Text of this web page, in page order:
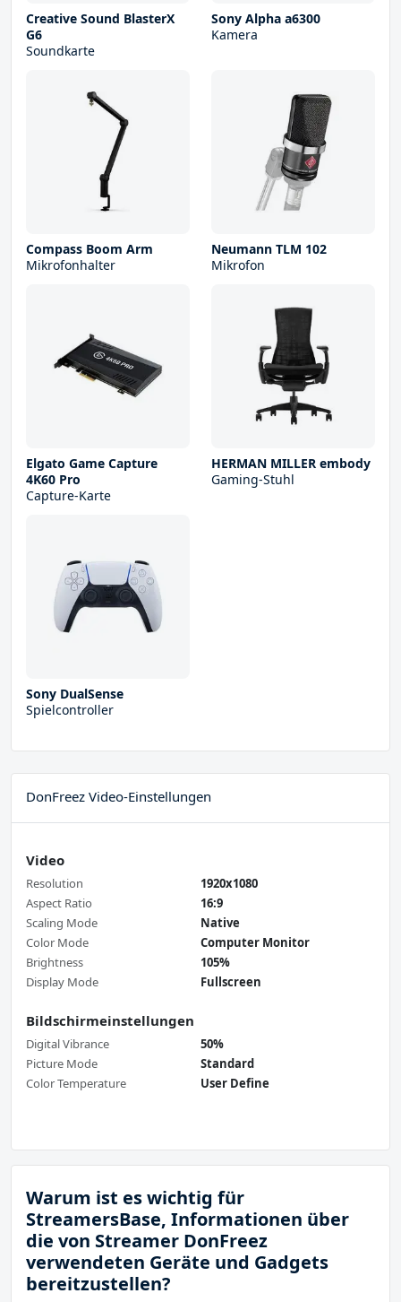
Creative Sound BlasterX
G6
Soundkarte
Sony Alpha a6300
Kamera
Compass Boom Arm
Mikrofonhalter
Neumann TLM 102
Mikrofon
Elgato Game Capture
4K60 Pro
Capture-Karte
HERMAN MILLER embody
Gaming-Stuhl
Sony DualSense
Spielcontroller
DonFreez Video-Einstellungen
Video
Resolution
1920x1080
Aspect Ratio
16:9
Scaling Mode
Native
Color Mode
Computer Monitor
Brightness
105%
Display Mode
Fullscreen
Bildschirmeinstellungen
Digital Vibrance
50%
Picture Mode
Standard
Color Temperature
User Define
Warum ist es wichtig für
StreamersBase, Informationen über
die von Streamer DonFreez
verwendeten Geräte und Gadgets
bereitzustellen?